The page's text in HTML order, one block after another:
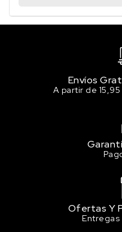
Envíos
A partir de
Ofertas Y